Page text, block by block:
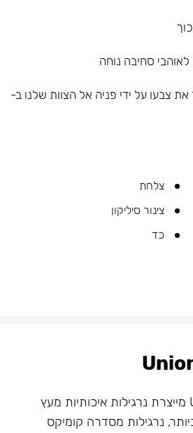
סחיבה נוחה
צבעו על ידי פניה אל הצוות שלנו ב-
צלחת
צינור סיליקון
כד
חברת Union Hookah מייצרת נרגילות איכותיות מעץ
נרגילות מסדרה קומיקס